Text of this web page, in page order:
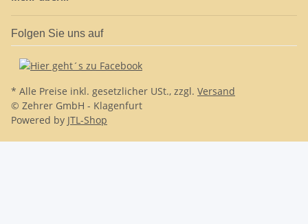
Folgen Sie uns auf
* Alle Preise inkl. gesetzlicher USt., zzgl. Versand
© Zehrer GmbH - Klagenfurt
Powered by JTL-Shop